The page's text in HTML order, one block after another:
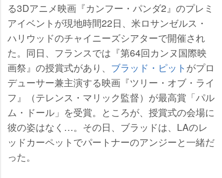
る3Dアニメ映画『カンフー・パンダ2』のプレミ
アイベントが現地時間22日、米ロサンゼルス・
ハリウッドのチャイニーズシアターで開催され
た。同日、フランスでは『第64回カンヌ国際映
画祭』の授賞式があり、 ブラッド・ピットがプロ
デューサー兼主演する映画『ツリー・オブ・ライ
フ』（テレンス・マリック監督）が最高賞「パル
ム・ドール」を受賞。ところが、授賞式の会場に
彼の姿はなく…。その日、ブラッドは、LAのレ
ッドカーペットでパートナーのアンジーと一緒だ
った。